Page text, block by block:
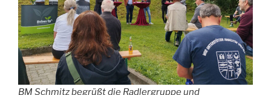
BM Schmitz begrüßt die Radlergruppe und